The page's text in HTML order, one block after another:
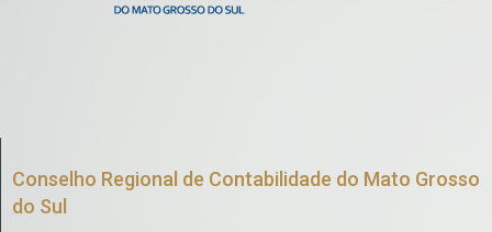
Conselho Regional de Contabilidade do Mato Grosso
do Sul